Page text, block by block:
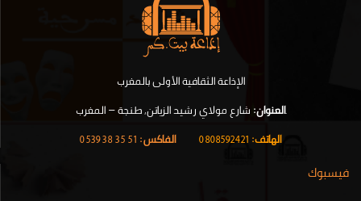
الإذاعة الثقافية الأولى بالمغرب
.العنوان:شارع مولاي رشيد الزياتن, طنجة – المغرب
الهاتف:
الفاكس:
فيسبوك